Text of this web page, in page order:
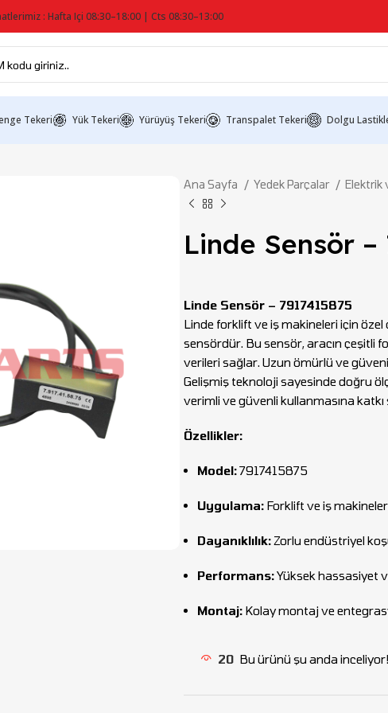
: Hafta Içi 08:30–18:00 | Cts 08:30–13:00
Tekeri Yük Tekeri Yürüyüş Tekeri Transpalet Tekeri Dolgu
Ana Sayfa Yedek Parçalar Elektrik
Linde Sensör –
Linde Sensör – 7917415875
Linde forklift ve iş makineleri için
sensördür. Bu sensör, aracın çeşitli
verileri sağlar. Uzun ömürlü ve
Gelişmiş teknoloji sayesinde doğru
verimli ve güvenli kullanmasına katkı
Özellikler:
Model:7917415875
Uygulama: Forklift ve iş
Dayanıklılık:Zorlu endüstriyel
Performans:Yüksek hassasiyet
Montaj: Kolay montaj ve
20 Bu ürünü şu anda inceliyor!